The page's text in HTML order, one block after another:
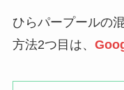
ひらパープールの
方法2つ目は、